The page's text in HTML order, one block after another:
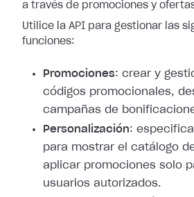
a través de promociones y
Utilice la API para gestionar las
funciones:
Promociones: crear y
códigos promocionales,
campañas de
Personalización:
para mostrar el catálogo
aplicar promociones solo
usuarios autorizados.